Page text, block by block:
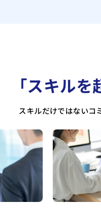
「スキル
スキルだけではないコ